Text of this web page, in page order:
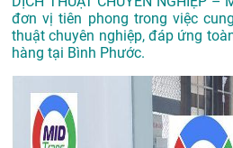
đơn vị tiên phong trong việc
thuật chuyên nghiệp, đáp ứng
hàng tại Bình Phước.